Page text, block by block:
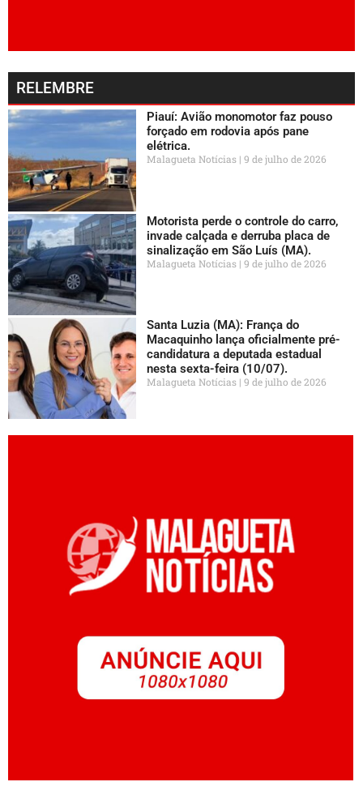
RELEMBRE
Piauí: Avião monomotor faz pouso
forçado em rodovia após pane
elétrica.
Malagueta Notícias 9 de julho de 2026
Motorista perde o controle do carro,
invade calçada e derruba placa de
sinalização em São Luís (MA).
Malagueta Notícias 9 de julho de 2026
Santa Luzia (MA): França do
Macaquinho lança oficialmente pré-
candidatura a deputada estadual
nesta sexta-feira (10/07).
Malagueta Notícias 9 de julho de 2026